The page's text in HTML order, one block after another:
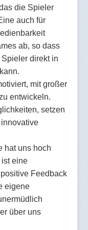
die Spieler
auch für
ab, so dass
direkt in
mit großer
entwickeln.
setzen
hat uns hoch
ist eine
Feedback
eigene
über uns